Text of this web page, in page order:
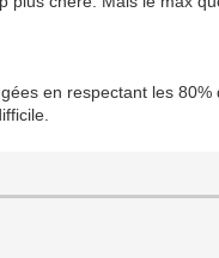
en respectant les 80%